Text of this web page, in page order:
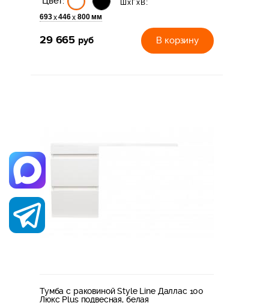
ШхГхВ:
693х 446х 800 мм
29 665 руб В корзину
Тумба с раковиной Style Line Даллас 100
Люкс Plus подвесная, белая